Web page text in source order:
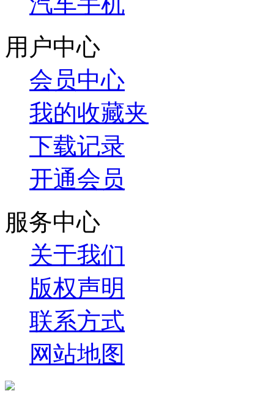
用户中心
会员中心
我的收藏夹
下载记录
开通会员
服务中心
关于我们
版权声明
联系方式
网站地图